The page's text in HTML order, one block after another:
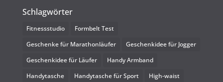
Schlagwörter
Fitnessstudio
Formbelt Test
Geschenke für Marathonläufer
Geschenkidee für Jogger
Geschenkidee für Läufer
Handy Armband
Handytasche
Handytasche für Sport
High-waist